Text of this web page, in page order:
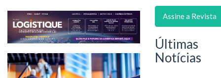
Assine a Revista
Últimas
Notícias